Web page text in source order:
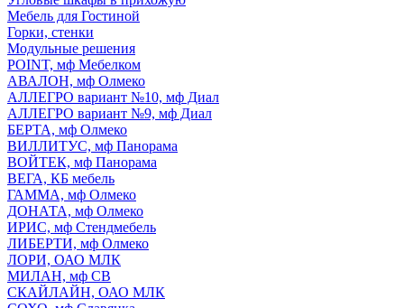
Мебель для Гостиной
Горки, стенки
Модульные решения
POINT, мф Мебелком
АВАЛОН, мф Олмеко
АЛЛЕГРО вариант №10, мф Диал
АЛЛЕГРО вариант №9, мф Диал
БЕРТА, мф Олмеко
ВИЛЛИТУС, мф Панорама
ВОЙТЕК, мф Панорама
ВЕГА, КБ мебель
ГАММА, мф Олмеко
ДОНАТА, мф Олмеко
ИРИС, мф Стендмебель
ЛИБЕРТИ, мф Олмеко
ЛОРИ, ОАО МЛК
МИЛАН, мф СВ
СКАЙЛАЙН, ОАО МЛК